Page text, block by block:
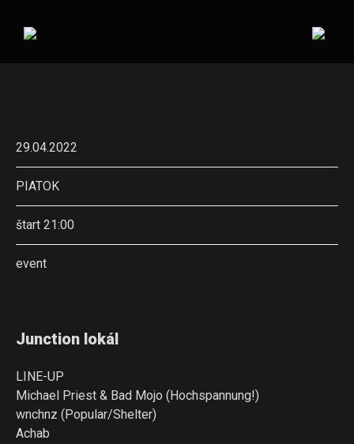
29.04.2022
PIATOK
štart 21:00
event
Junction lokál
LINE-UP
Michael Priest & Bad Mojo (Hochspannung!)
wnchnz (Popular/Shelter)
Achab